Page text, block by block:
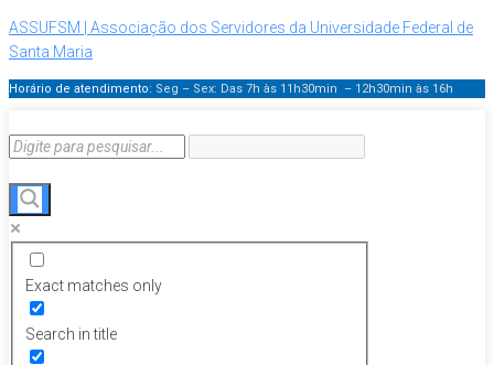
ASSUFSM | Associação dos Servidores da Universidade Federal de
Santa Maria
Horário de atendimento: Seg – Sex: Das 7h às 11h30min – 12h30min às 16h
Exact matches only
Search in title